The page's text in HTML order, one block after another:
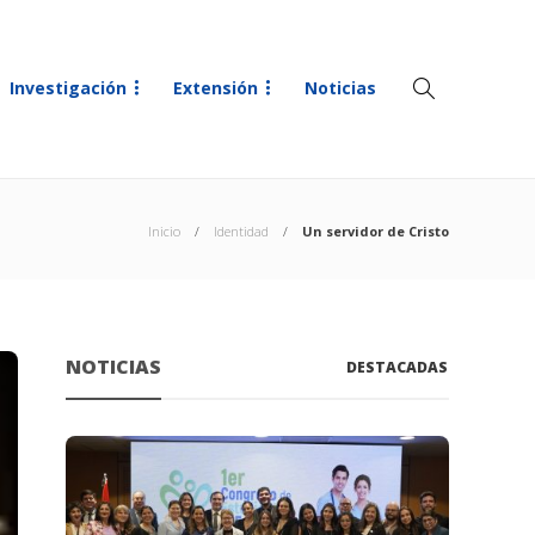
Investigación Extensión Noticias
Inicio Identidad Un servidor de Cristo
NOTICIAS DESTACADAS